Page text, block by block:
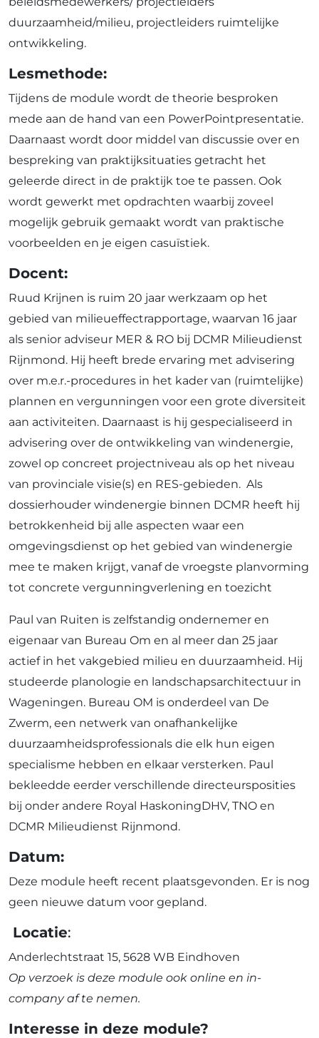
duurzaamheid/milieu, projectleiders ruimtelijke
ontwikkeling.
Lesmethode:
Tijdens de module wordt de theorie besproken
mede aan de hand van een PowerPointpresentatie.
Daarnaast wordt door middel van discussie over en
bespreking van praktijksituaties getracht het
geleerde direct in de praktijk toe te passen. Ook
wordt gewerkt met opdrachten waarbij zoveel
mogelijk gebruik gemaakt wordt van praktische
voorbeelden en je eigen casuïstiek.
Docent:
Ruud Krijnen is ruim 20 jaar werkzaam op het
gebied van milieueffectrapportage, waarvan 16 jaar
als senior adviseur MER & RO bij DCMR Milieudienst
Rijnmond. Hij heeft brede ervaring met advisering
over m.e.r.-procedures in het kader van (ruimtelijke)
plannen en vergunningen voor een grote diversiteit
aan activiteiten. Daarnaast is hij gespecialiseerd in
advisering over de ontwikkeling van windenergie,
zowel op concreet projectniveau als op het niveau
van provinciale visie(s) en RES-gebieden. Als
dossierhouder windenergie binnen DCMR heeft hij
betrokkenheid bij alle aspecten waar een
omgevingsdienst op het gebied van windenergie
mee te maken krijgt, vanaf de vroegste planvorming
tot concrete vergunningverlening en toezicht
Paul van Ruiten is zelfstandig ondernemer en
eigenaar van Bureau Om en al meer dan 25 jaar
actief in het vakgebied milieu en duurzaamheid. Hij
studeerde planologie en landschapsarchitectuur in
Wageningen. Bureau OM is onderdeel van De
Zwerm, een netwerk van onafhankelijke
duurzaamheidsprofessionals die elk hun eigen
specialisme hebben en elkaar versterken. Paul
bekleedde eerder verschillende directeursposities
bij onder andere Royal HaskoningDHV, TNO en
DCMR Milieudienst Rijnmond.
Datum:
Deze module heeft recent plaatsgevonden. Er is nog
geen nieuwe datum voor gepland.
Locatie:
Anderlechtstraat 15, 5628 WB Eindhoven
Op verzoek is deze module ook online en in-
company af te nemen.
Interesse in deze module?